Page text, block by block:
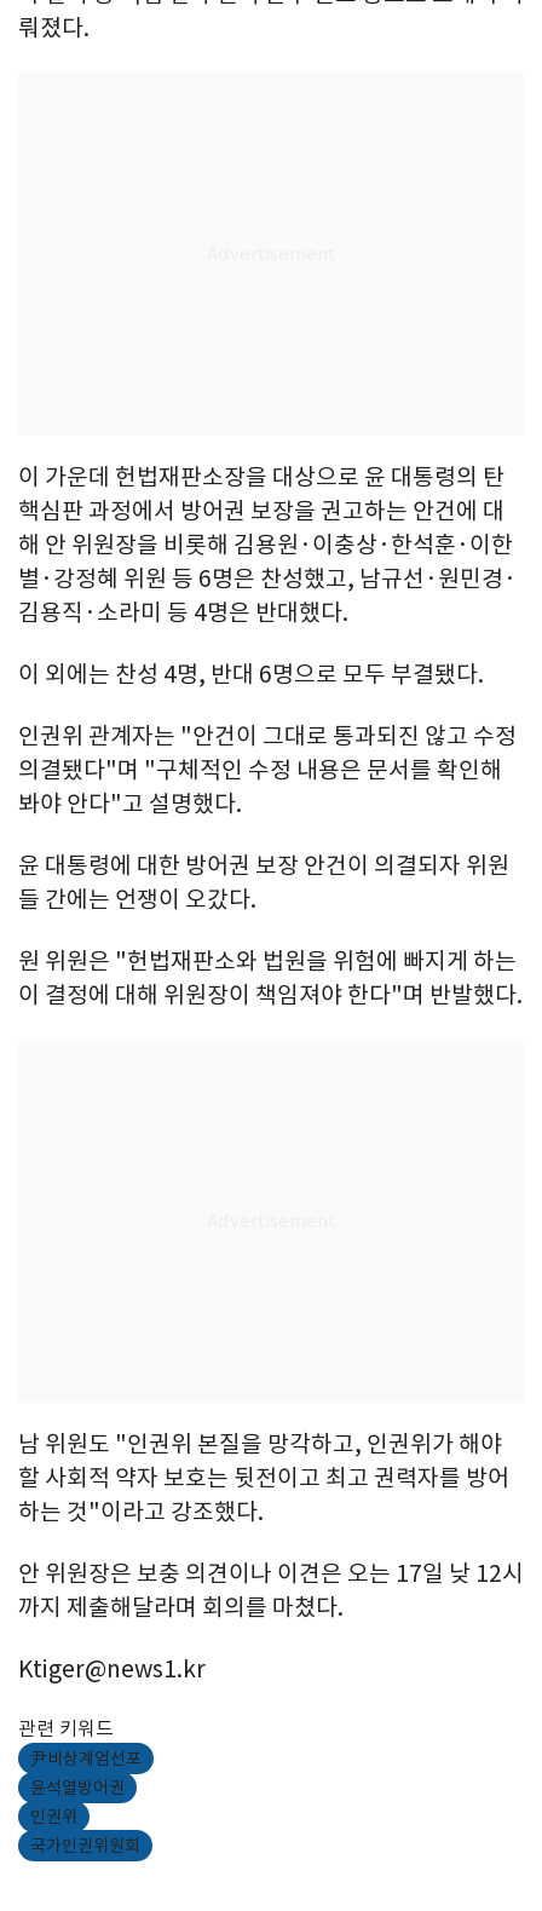
뤄졌다.
이 가운데 헌법재판소장을 대상으로 윤 대통령의 탄
핵심판 과정에서 방어권 보장을 권고하는 안건에 대
해 안 위원장을 비롯해 김용원·이충상·한석훈·이한
별·강정혜 위원 등 6명은 찬성했고, 남규선·원민경·
김용직·소라미 등 4명은 반대했다.
이 외에는 찬성 4명, 반대 6명으로 모두 부결됐다.
인권위 관계자는 "안건이 그대로 통과되진 않고 수정
의결됐다"며 "구체적인 수정 내용은 문서를 확인해
봐야 안다"고 설명했다.
윤 대통령에 대한 방어권 보장 안건이 의결되자 위원
들 간에는 언쟁이 오갔다.
원 위원은 "헌법재판소와 법원을 위험에 빠지게 하는
이 결정에 대해 위원장이 책임져야 한다"며 반발했다.
남 위원도 "인권위 본질을 망각하고, 인권위가 해야
할 사회적 약자 보호는 뒷전이고 최고 권력자를 방어
하는 것"이라고 강조했다.
안 위원장은 보충 의견이나 이견은 오는 17일 낮 12시
까지 제출해달라며 회의를 마쳤다.
Ktiger@news1.kr
관련 키워드
尹비상계엄선포
윤석열방어권
인권위
국가인권위원회